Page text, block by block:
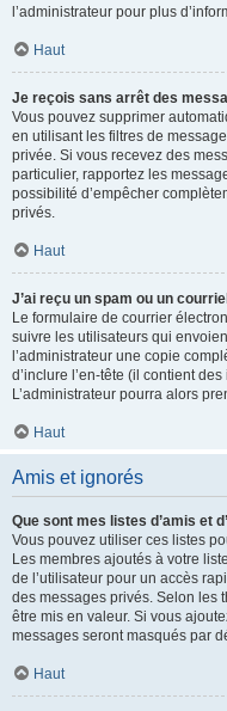
l’administrateur pour plus
Haut
Je reçois sans arrêt des
Vous pouvez supprimer
en utilisant les filtres de
privée. Si vous recevez des
particulier, rapportez les
possibilité d’empêcher
privés.
Haut
J’ai reçu un spam ou un
Le formulaire de courrier
suivre les utilisateurs qui
l’administrateur une copie
d’inclure l’en-tête (il contient
L’administrateur pourra alors
Haut
Amis et ignorés
Que sont mes listes d’amis et
Vous pouvez utiliser ces listes
Les membres ajoutés à votre
de l’utilisateur pour un accès
des messages privés. Selon les
être mis en valeur. Si vous
messages seront masqués par
Haut